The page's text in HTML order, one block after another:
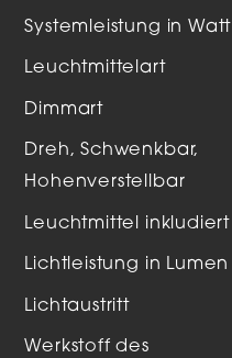
Systemleistung in Watt
Leuchtmittelart
Dimmart
Dreh, Schwenkbar,
Hohenverstellbar
Leuchtmittel inkludiert
Lichtleistung in Lumen
Lichtaustritt
Werkstoff des